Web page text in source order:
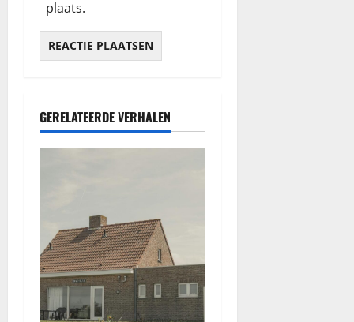
plaats.
GERELATEERDE VERHALEN